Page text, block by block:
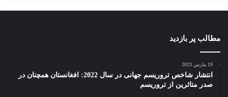
مطالب پر بازدید
19 مارس 2023
انتشار شاخص تروریسم جهانی در سال 2022: افغانستان همچنان در
صدر متاثرین از تروریسم